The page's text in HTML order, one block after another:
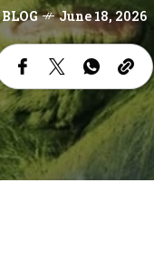
BLOG June 18, 2026